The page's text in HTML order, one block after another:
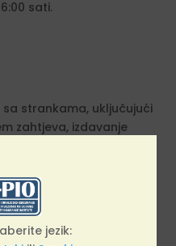
sati.
sa strankama, uključujući
zahtjeva, izdavanje
je svakog radnog
od u periodu od 08:00
sati.
jezik: